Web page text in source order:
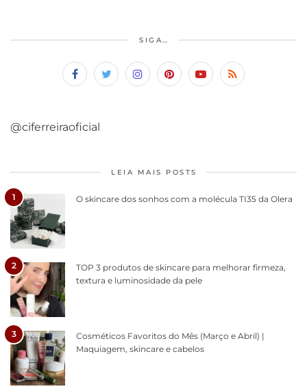
SIGA…
@ciferreiraoficial
LEIA MAIS POSTS
1 O skincare dos sonhos com a molécula TI35 da Olera
2
TOP 3 produtos de skincare para melhorar firmeza,
textura e luminosidade da pele
3
Cosméticos Favoritos do Mês (Março e Abril) |
Maquiagem, skincare e cabelos